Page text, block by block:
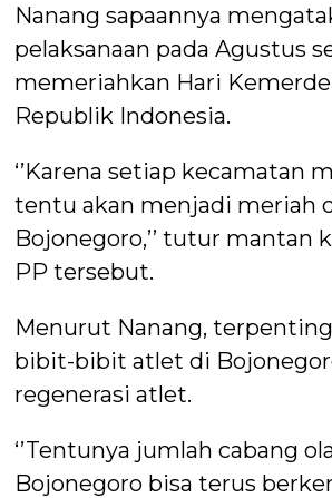
Nanang sapaannya
pelaksanaan pada Agustus
memeriahkan Hari
Republik Indonesia.
‘’Karena setiap kecamatan
tentu akan menjadi meriah
Bojonegoro,’’ tutur mantan
PP tersebut.
Menurut Nanang,
bibit-bibit atlet di
regenerasi atlet.
‘’Tentunya jumlah cabang
Bojonegoro bisa terus